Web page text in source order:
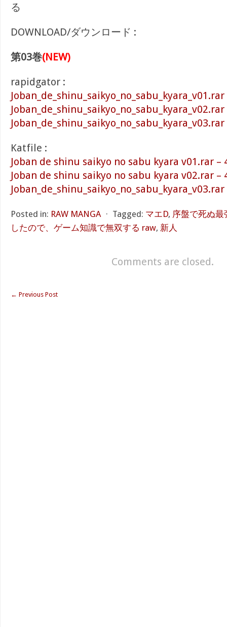
る
DOWNLOAD/ダウンロード :
第03巻(NEW)
rapidgator :
Joban_de_shinu_saikyo_no_sabu_kyara_v01.rar
Joban_de_shinu_saikyo_no_sabu_kyara_v02.rar
Joban_de_shinu_saikyo_no_sabu_kyara_v03.rar
Katfile :
Joban de shinu saikyo no sabu kyara v01.rar –
Joban de shinu saikyo no sabu kyara v02.rar –
Posted in: RAW MANGA ⋅ Tagged: マエD, 序盤で死ぬ
したので、ゲーム知識で無双する raw, 新人
Comments are closed.
← Previous Post